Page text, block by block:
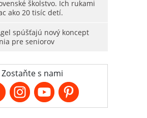
školstvo. Ich rukami
ako 20 tisíc detí.
spúšťajú nový koncept
pre seniorov
Zostaňte s nami